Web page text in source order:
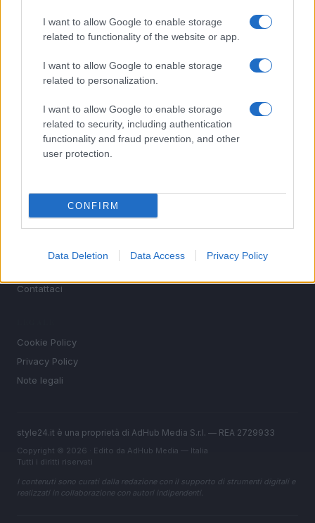
I want to allow Google to enable storage
related to functionality of the website or app.
I want to allow Google to enable storage
related to personalization.
I want to allow Google to enable storage
related to security, including authentication
functionality and fraud prevention, and other
user protection.
CONFIRM
Data Deletion Data Access Privacy Policy
Attualità, costume, moda, bellezza, cinema, celebrity,
musica, tv e gossip.
SEZIONI
Lifestyle
Bellezza
People
Offerte&Consigli
Contattaci
Cookie Policy
Privacy Policy
Note legali
style24.it è una proprietà di AdHub Media S.r.l. — REA 2729933
Copyright © 2026 · Edito da AdHub Media — Italia
Tutti i diritti riservati
I contenuti sono curati dalla redazione con il supporto di strumenti digitali e
realizzati in collaborazione con autori indipendenti.